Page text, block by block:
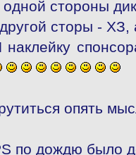
одной стороны
сторы - ХЗ,
наклейку
опять
по дождю было